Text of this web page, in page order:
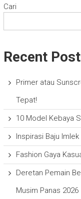
Cari
Recent
Primer atau
Tepat!
10 Model Kebaya
Inspirasi Baju
Fashion Gaya
Deretan Pemain
Musim Panas 2026